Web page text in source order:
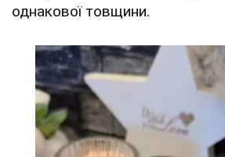
однакової товщини.